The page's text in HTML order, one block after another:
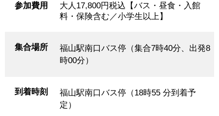
参加費用
大人17,800円税込【バス・昼食・入館
料・保険含む／小学生以上】
集合場所
福山駅南口バス停（集合7時40分、出発8
時00分）
到着時刻
福山駅南口バス停（18時55 分到着予
定）